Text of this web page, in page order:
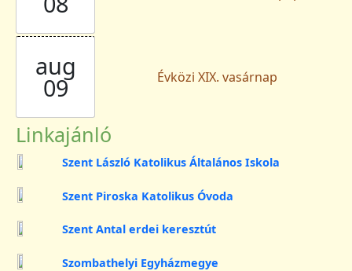
aug
09 Évközi XIX. vasárnap
Linkajánló
Szent László Katolikus Általános Iskola
Szent Piroska Katolikus Óvoda
Szent Antal erdei keresztút
Szombathelyi Egyházmegye